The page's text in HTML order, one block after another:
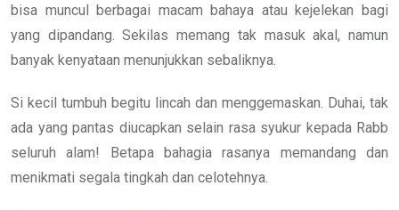
bisa muncul berbagai macam bahaya atau kejelekan bagi
yang dipandang. Sekilas memang tak masuk akal, namun
banyak kenyataan menunjukkan sebaliknya.
Si kecil tumbuh begitu lincah dan menggemaskan. Duhai, tak
ada yang pantas diucapkan selain rasa syukur kepada Rabb
seluruh alam! Betapa bahagia rasanya memandang dan
menikmati segala tingkah dan celotehnya.